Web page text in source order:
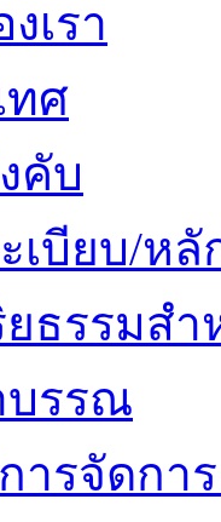
เรา
ทศ
คับ
เบียบ/ห
ธรรมส
บรรณ
รจัดการ